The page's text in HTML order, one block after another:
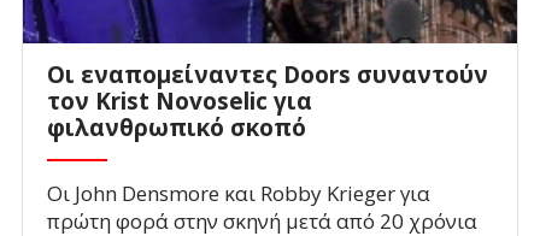
Οι εναπομείναντες Doors συναντούν
τον Krist Novoselic για
φιλανθρωπικό σκοπό
Οι John Densmore και Robby Krieger για
πρώτη φορά στην σκηνή μετά από 20 χρόνια